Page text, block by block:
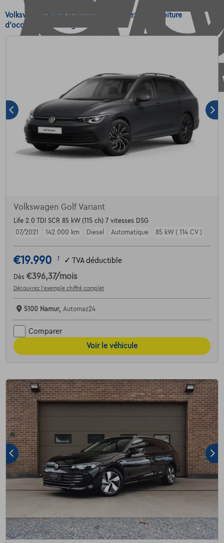
Volkswagen Break d'occasion - Achetez votre voiture
d'occasion Volkswagen Break
Volkswagen Golf Variant
Life 2.0 TDI SCR 85 kW (115 ch) 7 vitesses DSG
07/2021
142.000 km Diesel Automatique 85 kW ( 114 CV )
€19.990 1 ✓ TVA déductible
Dès €396,37/mois
Découvrez l’exemple chiffré complet
5100 Namur, Automaz24
Comparer
Voir le véhicule